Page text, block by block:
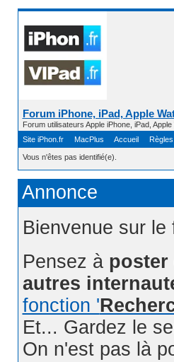
Forum iPhone, iPad, Apple
Forum utilisateurs Apple iPhone, iPad,
Site iPhon.fr
MacPlus Accueil Règles
Vous n'êtes pas identifié(e).
Annonce
Bienvenue sur le
Pensez à poster
autres
fonction '
Et... Gardez le
On n'est pas là